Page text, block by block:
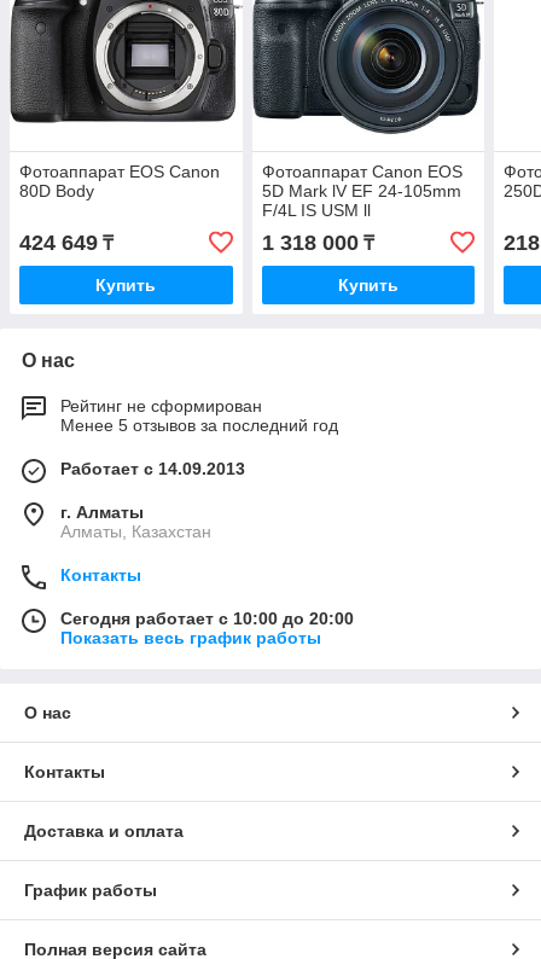
Фотоаппарат EOS Canon
80D Body
424 649 ₸
Купить
Фотоаппарат Canon EOS
5D Mark lV EF 24-105mm
F/4L IS USM ll
1 318 000₸
Купить
О нас
Рейтинг не сформирован
Менее 5 отзывов за последний год
Работает с 14.09.2013
г. Алматы
Алматы, Казахстан
Контакты
Сегодня работает с 10:00 до 20:00
Показать весь график работы
О нас
Контакты
Доставка и оплата
График работы
Полная версия сайта